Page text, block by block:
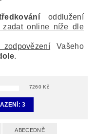
oddlužení
zadat online níže dle
Vašeho
.
7260 Kč
3
ABECEDNĚ